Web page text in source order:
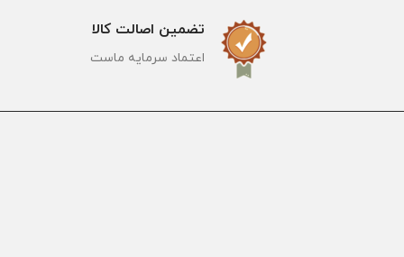
تضمین اصالت کالا
اعتماد سرمایه ماست